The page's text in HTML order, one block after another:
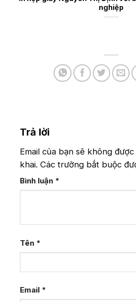
nghiệp
Trả lời
Email của bạn sẽ không
khai. Các trường bắt buộc
Bình luận *
Tên *
Email *